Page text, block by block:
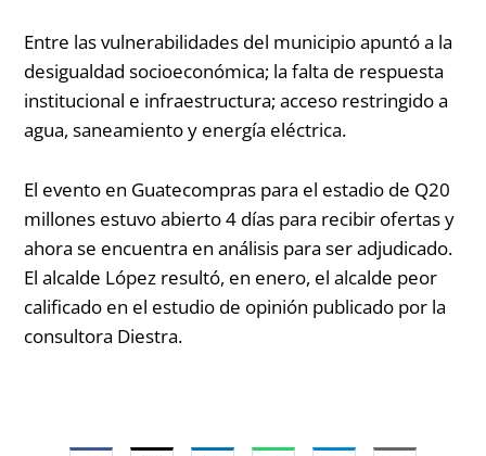
Entre las vulnerabilidades del municipio apuntó a la
desigualdad socioeconómica; la falta de respuesta
institucional e infraestructura; acceso restringido a
agua, saneamiento y energía eléctrica.
El evento en Guatecompras para el estadio de Q20
millones estuvo abierto 4 días para recibir ofertas y
ahora se encuentra en análisis para ser adjudicado.
El alcalde López resultó, en enero, el alcalde peor
calificado en el estudio de opinión publicado por la
consultora Diestra.